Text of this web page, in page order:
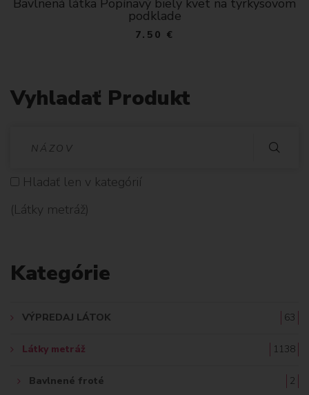
podklade
7.50 €
Vyhladať Produkt
D
Hladať len v kategórií
(Látky metráž)
Kategórie
VÝPREDAJ LÁTOK 63
Látky metráž 1138
Bavlnené froté 2